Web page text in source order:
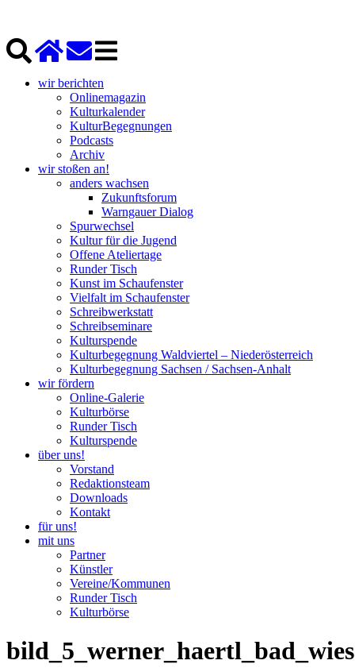
wir berichten
Onlinemagazin
Kulturkalender
KulturBegegnungen
Podcasts
Archiv
wir stoßen an!
anders wachsen
Zukunftsforum
Warngauer Dialog
Spurwechsel
Kultur für die Jugend
Offene Ateliertage
Runder Tisch
Kunst im Schaufenster
Vielfalt im Schaufenster
Schreibwerkstatt
Schreibseminare
Kulturspende
Kulturbegegnung Waldviertel – Niederösterreich
Kulturbegegnung Sachsen / Sachsen-Anhalt
wir fördern
Online-Galerie
Kulturbörse
Runder Tisch
Kulturspende
über uns!
Vorstand
Redaktionsteam
Downloads
Kontakt
für uns!
mit uns
Partner
Künstler
Vereine/Kommunen
Runder Tisch
Kulturbörse